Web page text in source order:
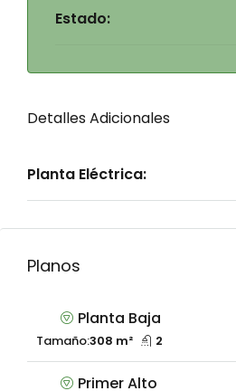
Estado:
Detalles Adicionales
Planta Eléctrica:
Planos
Planta Baja
Tamaño:308 m² 2
Primer Alto